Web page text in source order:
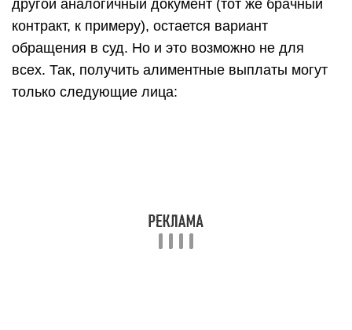
другой аналогичный документ (тот же брачный
контракт, к примеру), остается вариант
обращения в суд. Но и это возможно не для
всех. Так, получить алиментные выплаты могут
только следующие лица: